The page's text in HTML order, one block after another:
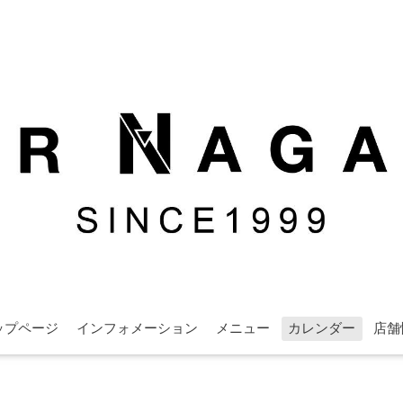
プページ インフォメーション メニュー カレンダー 店